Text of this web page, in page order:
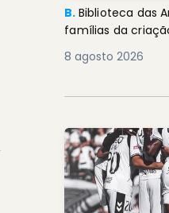
B. Biblioteca das
famílias da
8 agosto 2026